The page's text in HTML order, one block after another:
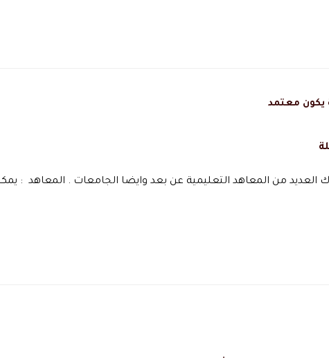
يكون معتمد
من المعاهد التعليمية عن بعد وايضا الجامعات . المعاهد :